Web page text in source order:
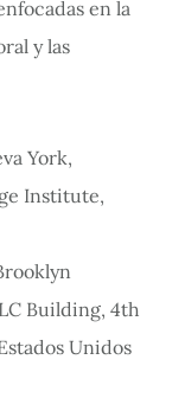
en la
y las
Building, 4th
Unidos